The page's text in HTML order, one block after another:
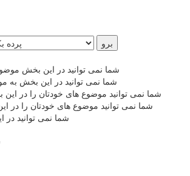
شما نمی توانید در این بخش
شما نمی توانید در این بخش به
شما نمی توانید موضوع های خودتان را در
شما نمی توانید موضوع های خودتان را در
شما نمی توانید